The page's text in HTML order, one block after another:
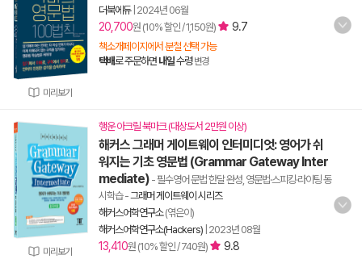
미리보기
더북에듀| 2024년 06월
20,700원 (10% 할인 / 1,150원) 9.7
책소개페이지에서 분철 선택 가능
택배로 주문하면 내일수령 변경
미리보기
행운 아크릴 북마크 (대상도서 2만원 이상)
해커스 그래머 게이트웨이 인터미디엇: 영어가 쉬
워지는 기초 영문법 (Grammar Gateway Inter
mediate) - 필수영어 문법 한달 완성, 영문법·스피킹·라이팅 동
시학습-그래머 게이트웨이 시리즈
해커스어학연구소(엮은이)
해커스어학연구소(Hackers) 2023년 08월
13,410원 (10% 할인 / 740원) 9.8